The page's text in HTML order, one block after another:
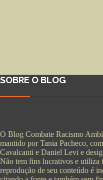
SOBRE O BLOG
O Blog Combate Racismo
mantido por Tania Pacheco,
Cavalcanti e Daniel Levi e
Não tem fins lucrativos e utiliza
reprodução de seu conteúdo é